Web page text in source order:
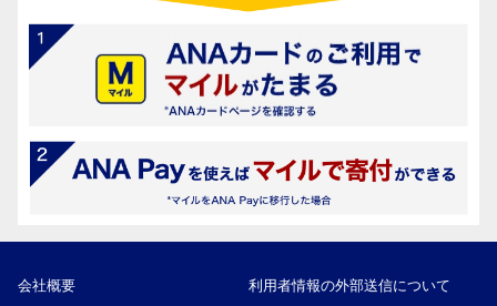
会社概要 利用者情報の外部送信について